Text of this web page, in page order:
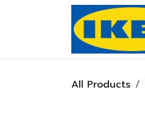
Skip to Content
All Products